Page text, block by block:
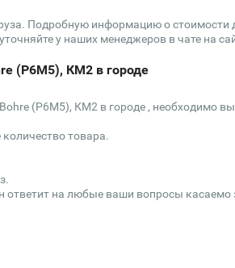
Подробную информацию о стоимости
у наших менеджеров в чате на
(Р6М5), КМ2 в городе
(Р6М5), КМ2 в городе , необходимо
товара.
на любые ваши вопросы касаемо